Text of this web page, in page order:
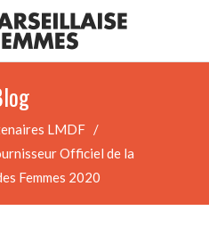
LMDF /
Officiel de la
Femmes 2020